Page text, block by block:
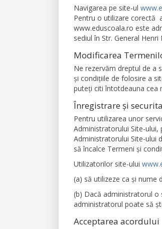
Navigarea pe site-ul
Pentru o utilizare corectă
www.eduscoala.ro este
sediul în Str. General
Modificarea
Ne rezervăm dreptul de a
şi condiţiile de folosire a
puteţi citi întotdeauna cea
Înregistrare și
Pentru utilizarea unor
Administratorului Site-ului,
Administratorului Site-ului
să încalce Termeni și
Utilizatorilor site-ului
(a) să utilizeze ca și nume
(b) Dacă administratorul
administratorul poate să
Acceptarea acordului